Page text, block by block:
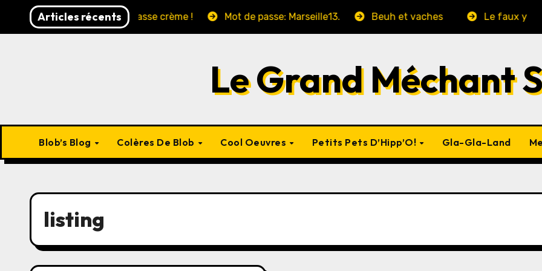
Articles récents
!!!!! Ca passe crème ! Mot de passe: Marseille13. Beuh et vaches Le faux yaourt
Le Grand Méchant
Blob’s Blog Colères De Blob Cool Oeuvres Petits Pets D’Hipp’O! Gla-Gla-Land
listing